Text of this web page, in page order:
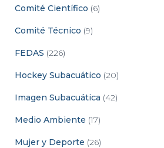
Comité Científico (6)
Comité Técnico (9)
FEDAS (226)
Hockey Subacuático (20)
Imagen Subacuática (42)
Medio Ambiente (17)
Mujer y Deporte (26)